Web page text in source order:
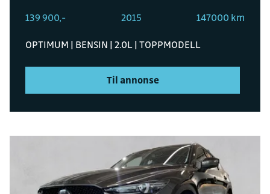
139 900,- 2015 147000 km
OPTIMUM | BENSIN | 2.0L | TOPPMODELL
Til annonse